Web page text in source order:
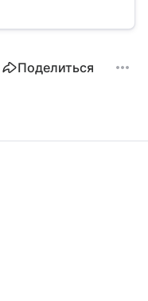
Поделиться